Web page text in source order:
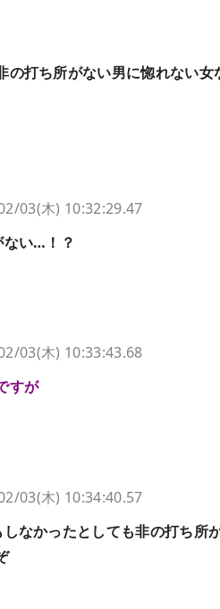
の打ち所がない男に惚れない女
03(木) 10:32:29.47
ない…！？
03(木) 10:33:43.68
すが
03(木) 10:34:40.57
なかったとしても非の打ち所